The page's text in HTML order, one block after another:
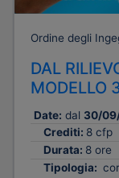
Ordine degli
DAL
MODELLO
Date: dal 30/
Crediti: 8 cfp
Durata: 8 ore
Tipologia: